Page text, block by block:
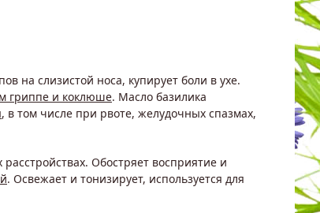
на слизистой носа, купирует боли в ухе.
гриппе и коклюше. Масло базилика
, в том числе при рвоте, желудочных спазмах,
Обостряет восприятие и
. Освежает и тонизирует, используется для